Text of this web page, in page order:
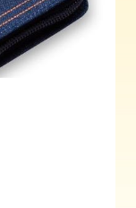
valikko